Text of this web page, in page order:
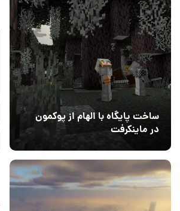
ساخت پایگاه با الهام از پوکمون
در ماینکرفت